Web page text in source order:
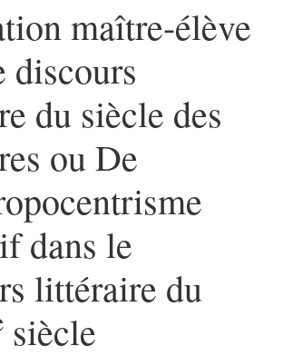
maître-élève
discours
du siècle des
ou De
dans le
littéraire du
siècle